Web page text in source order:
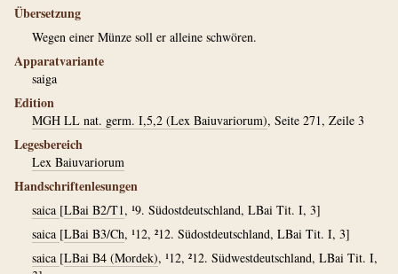
Übersetzung
Wegen einer Münze soll er alleine schwören.
Apparatvariante
saiga
Edition
MGH LL nat. germ. I,5,2 (Lex Baiuvariorum), Seite 271, Zeile 3
Legesbereich
Lex Baiuvariorum
Handschriftenlesungen
saica [LBai B2/T1, ¹9. Südostdeutschland, LBai Tit. I, 3]
saica [LBai B3/Ch, ¹12, ²12. Südostdeutschland, LBai Tit. I, 3]
saica [LBai B4 (Mordek), ¹12, ²12. Südwestdeutschland, LBai Tit. I,